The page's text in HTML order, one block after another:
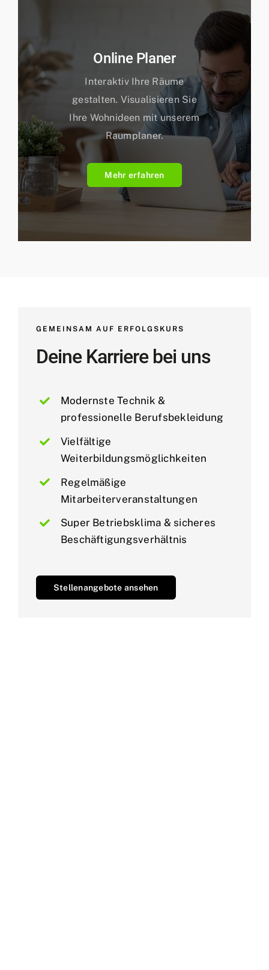
Online Planer
Interaktiv Ihre Räume
gestalten. Visualisieren Sie
Ihre Wohnideen mit unserem
Raumplaner.
Mehr erfahren
GEMEINSAM AUF ERFOLGSKURS
Deine Karriere bei uns
Modernste Technik &
professionelle Berufsbekleidung
Vielfältige
Weiterbildungsmöglichkeiten
Regelmäßige
Mitarbeiterveranstaltungen
Super Betriebsklima & sicheres
Beschäftigungsverhältnis
Stellenangebote ansehen